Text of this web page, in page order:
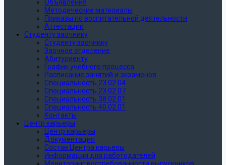
Объявления
Методические материалы
Приказы по воспитательной деятельности
Аттестации
Студенту заочнику
Студенту заочнику
Заочное отделение
Абитуриенту
График учебного процесса
Расписание занятий и экзаменов
Специальность 23.02.04
Специальность 23.02.07
Специальность 38.02.01
Специальность 40.02.01
Контакты
Центр карьеры
Центр карьеры
Документация
Состав Центра карьеры
Информация для работодателей